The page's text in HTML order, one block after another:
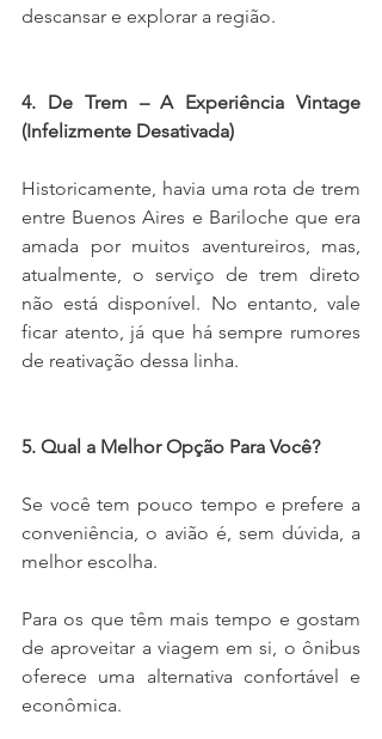
descansar e explorar a região.
4. De Trem – A Experiência Vintage
(Infelizmente Desativada)
Historicamente, havia uma rota de trem
entre Buenos Aires e Bariloche que era
amada por muitos aventureiros, mas,
atualmente, o serviço de trem direto
não está disponível. No entanto, vale
ficar atento, já que há sempre rumores
de reativação dessa linha.
5. Qual a Melhor Opção Para Você?
Se você tem pouco tempo e prefere a
conveniência, o avião é, sem dúvida, a
melhor escolha.
Para os que têm mais tempo e gostam
de aproveitar a viagem em si, o ônibus
oferece uma alternativa confortável e
econômica.